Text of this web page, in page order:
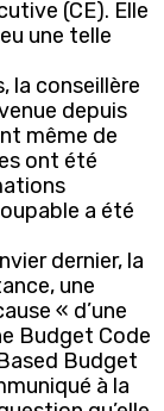
(CE). Elle
une telle
la conseillère
depuis
même de
ont été
a été
dernier, la
une
« d’une
Budget Code
Budget
à la